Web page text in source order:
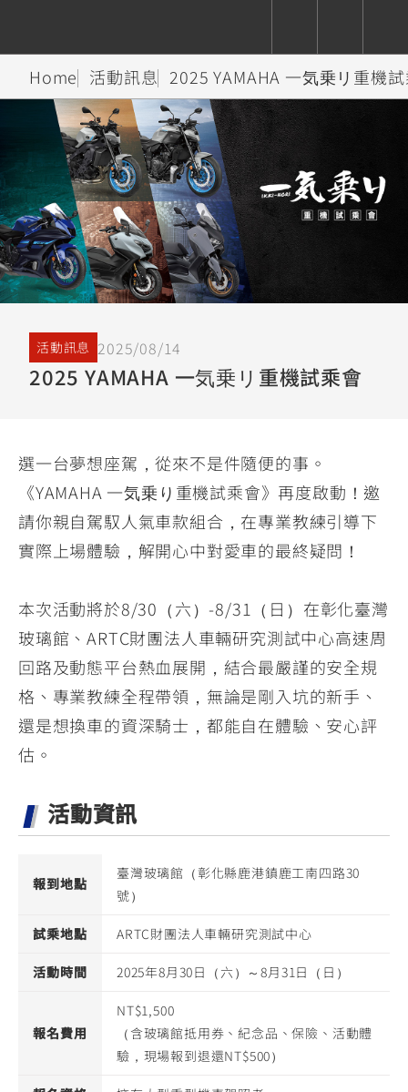
依風格 依排氣量
Super
Sport
Hyper
Naked
Sport
Heritage
YZF-R9
550+
550+
YZF-R15
150
MT-
09
Y-
AMT
MT-
09
550+
AMT
550+
03
15
XSR
155
150
依風格 依排氣量
Premium Sport FashionAdventure Family
TMAX
550+
251~549
AUGUR
150
CYGNUS
XR
150
CYGNUS
X
FORCE
2.0
150
RS NEO
Limi
125
BW'S
125
AXIS
JOG
CUXiE
2.5 kw
追蹤愛車
我的愛車 瀏覽紀錄
Home 活動訊息 2025 YAMAHA 一気乗リ重機
活動訊息 2025/08/14
2025 YAMAHA 一気乗リ重機試乘會
選一台夢想座駕，從來不是件隨便的事。
《YAMAHA 一気乗り重機試乘會》再度啟動！邀
請你親自駕馭人氣車款組合，在專業教練引導下
實際上場體驗，解開心中對愛車的最終疑問！
本次活動將於8/30（六）-8/31（日）在彰化臺灣
玻璃館、ARTC財團法人車輛研究測試中心高速周
回路及動態平台熱血展開，結合最嚴謹的安全規
格、專業教練全程帶領，無論是剛入坑的新手、
還是想換車的資深騎士，都能自在體驗、安心評
估。
活動資訊
報到地點
臺灣玻璃館（彰化縣鹿港鎮鹿工南四路30
號）
試乘地點 ARTC財團法人車輛研究測試中心
活動時間 2025年8月30日（六）～8月31日（日）
報名費用
NT$1,500
（含玻璃館抵用券、紀念品、保險、活動體
驗，現場報到退還NT$500）